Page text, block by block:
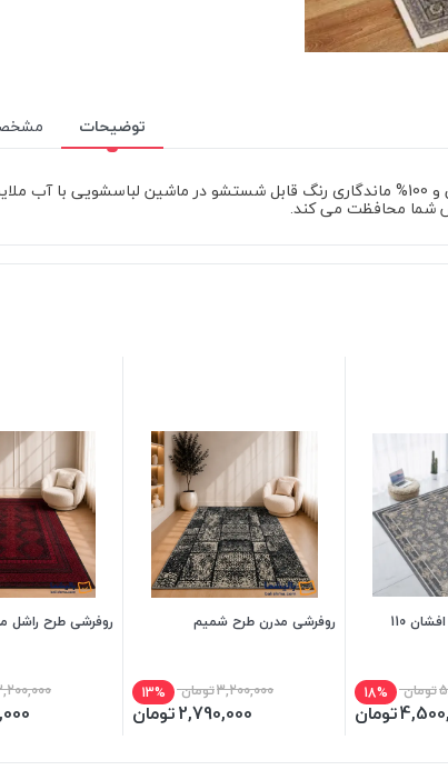
توضیحات
با پارچه با سبک مدرن ایرانی و 100% ماندگاری رنگ قابل شستشو در
شما محافظت می کند.
110
تومان 18%
تومان
روفرشی مدرن طرح شمیم
3,200,000تومان 13%
2,790,000تومان
روفرشی طرح راشل